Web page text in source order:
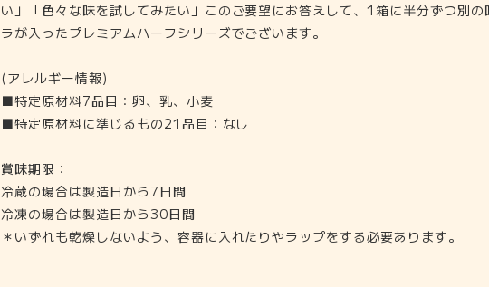
い」「色々な味を試してみたい」このご要望にお答えして、1箱に半分ずつ別の
ラが入ったプレミアムハーフシリーズでございます。
(アレルギー情報)
■特定原材料7品目：卵、乳、小麦
■特定原材料に準じるもの21品目：なし
賞味期限：
冷蔵の場合は製造日から7日間
冷凍の場合は製造日から30日間
＊いずれも乾燥しないよう、容器に入れたりやラップをする必要あります。